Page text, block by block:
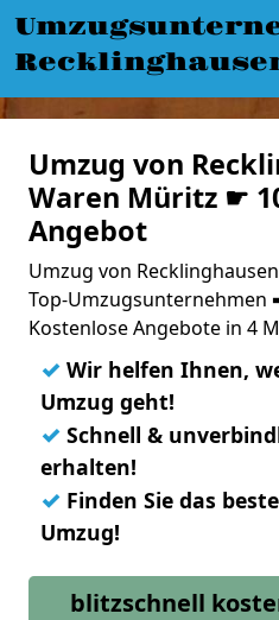
Umzug von
Waren Müritz ☛
Angebot
Umzug von
Top-Umzugsunternehmen
Kostenlose Angebote in 4
✓ Wir helfen Ihnen,
Umzug geht!
✓ Schnell &
erhalten!
✓ Finden Sie das
Umzug!
blitzschnell